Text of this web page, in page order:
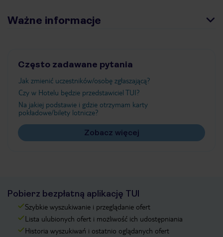
Ważne informacje
Często zadawane pytania
Jak zmienić uczestników/osobę zgłaszającą?
Czy w Hotelu będzie przedstawiciel TUI?
Na jakiej podstawie i gdzie otrzymam karty
pokładowe/bilety lotnicze?
Zobacz więcej
Pobierz bezpłatną aplikację TUI
Szybkie wyszukiwanie i przeglądanie ofert
Lista ulubionych ofert i możliwość ich udostępniania
Historia wyszukiwań i ostatnio oglądanych ofert